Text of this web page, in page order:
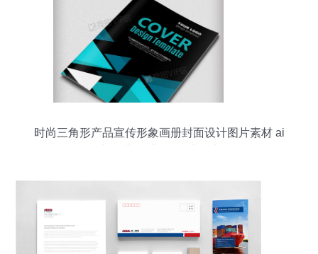
时尚三角形产品宣传形象画册封面设计图片素材 ai